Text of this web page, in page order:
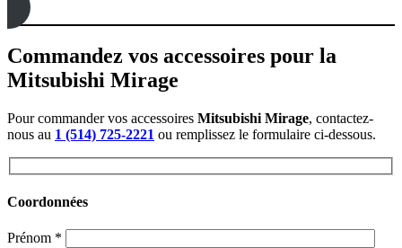
Commandez vos accessoires pour la
Mitsubishi Mirage
Pour commander vos accessoires Mitsubishi Mirage, contactez-
nous au 1 (514) 725-2221 ou remplissez le formulaire ci-dessous.
Coordonnées
Prénom *